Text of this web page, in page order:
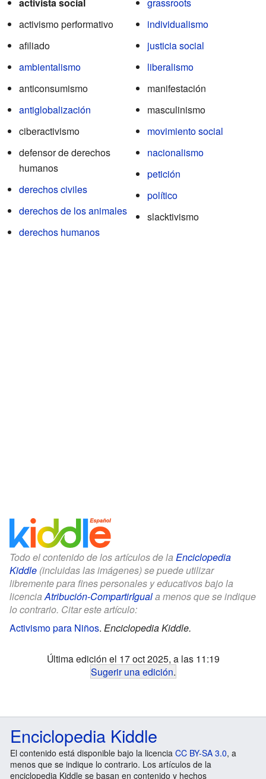
activismo performativo
afiliado
ambientalismo
anticonsumismo
antiglobalización
ciberactivismo
defensor de derechos
humanos
derechos civiles
derechos de los animales
derechos humanos
individualismo
justicia social
liberalismo
manifestación
masculinismo
movimiento social
nacionalismo
petición
político
slacktivismo
Todo el contenido de los artículos de la Enciclopedia
Kiddle (incluidas las imágenes) se puede utilizar
libremente para fines personales y educativos bajo la
licenciaAtribución-CompartirIguala menos que se indique
lo contrario. Citar este artículo:
Activismo para Niños. Enciclopedia Kiddle.
Última edición el 17 oct 2025, a las 11:19
Sugerir una edición.
Enciclopedia Kiddle
El contenido está disponible bajo la licencia CC BY-SA 3.0, a
menos que se indique lo contrario. Los artículos de la
enciclopedia Kiddle se basan en contenido y hechos